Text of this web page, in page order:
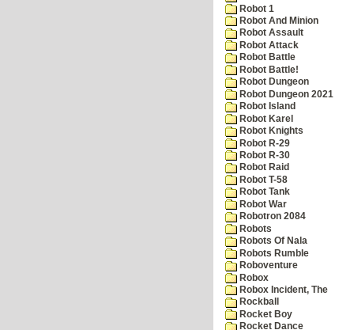
Robot 1
Robot And Minion
Robot Assault
Robot Attack
Robot Battle
Robot Battle!
Robot Dungeon
Robot Dungeon 2021
Robot Island
Robot Karel
Robot Knights
Robot R-29
Robot R-30
Robot Raid
Robot T-58
Robot Tank
Robot War
Robotron 2084
Robots
Robots Of Nala
Robots Rumble
Roboventure
Robox
Robox Incident, The
Rockball
Rocket Boy
Rocket Dance